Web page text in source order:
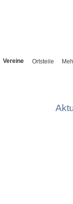
Vereine Ortsteile